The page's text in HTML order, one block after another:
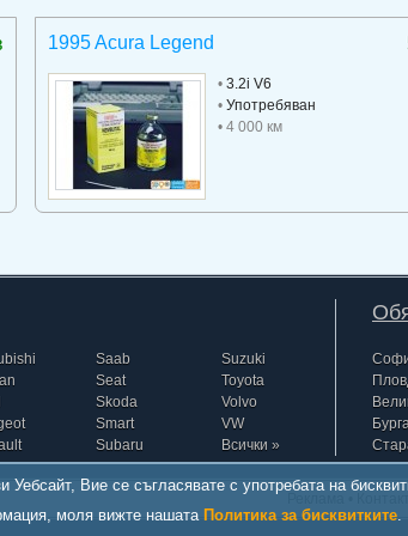
1995 Acura Legend
•3.2i V6
•Употребяван
• 4 000 км
Saab
Seat
Skoda
Smart
Subaru
Suzuki
Toyota
Volvo
VW
Всички »
Уебсайт, Вие се съгласявате с употребата на
моля вижте нашата Политика за бисквитките.